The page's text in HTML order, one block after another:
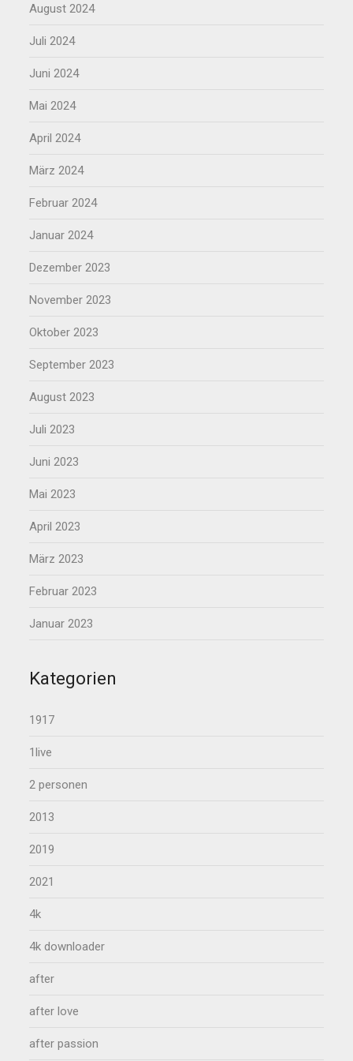
August 2024
Juli 2024
Juni 2024
Mai 2024
April 2024
März 2024
Februar 2024
Januar 2024
Dezember 2023
November 2023
Oktober 2023
September 2023
August 2023
Juli 2023
Juni 2023
Mai 2023
April 2023
März 2023
Februar 2023
Januar 2023
Kategorien
1917
1live
2 personen
2013
2019
2021
4k
4k downloader
after
after love
after passion